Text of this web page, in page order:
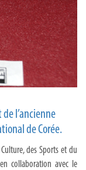
l’ancienne
de Corée.
des Sports et du
collaboration avec le